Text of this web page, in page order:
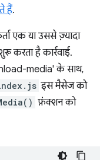
हैं.
एक या उससे ज़्यादा
है कार्रवाई.
media' के साथ,
इस मैसेज को
फ़ंक्शन को